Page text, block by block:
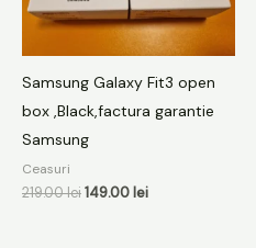
Samsung Galaxy Fit3 open
box ,Black,factura garantie
Samsung
Ceasuri
219.00lei149.00lei